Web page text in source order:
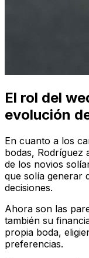
El rol del
evolución
En cuanto a los
bodas, Rodríguez
de los novios
que solía generar
decisiones.
Ahora son las
también su
propia boda,
preferencias.